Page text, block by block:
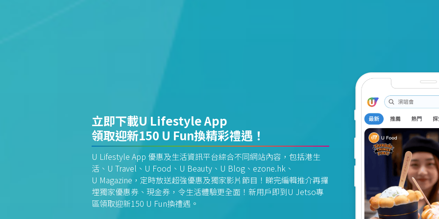
立即下載U Lifestyle App
領取迎新150 U Fun換精彩禮遇！
U Lifestyle App 優惠及生活資訊平台綜合不同網站內容，包括港生
活、U Travel、U Food、U Beauty、U Blog、ezone.hk、
U Magazine，定時放送超強優惠及獨家影片節目！睇完編輯推介再攞
埋獨家優惠券、現金券，令生活體驗更全面！新用戶即到U Jetso專
區領取迎新150 U Fun換禮遇。